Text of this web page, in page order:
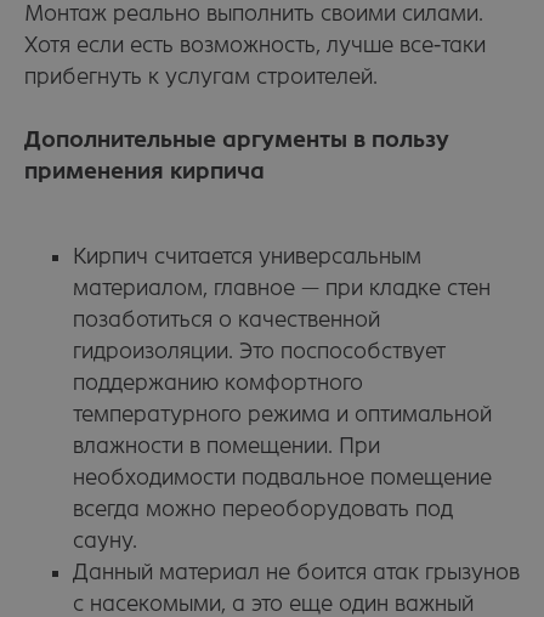
Монтаж реально выполнить своими силами.
Хотя если есть возможность, лучше все-таки
прибегнуть к услугам строителей.
Дополнительные аргументы в пользу
применения кирпича
Кирпич считается универсальным
материалом, главное — при кладке стен
позаботиться о качественной
гидроизоляции. Это поспособствует
поддержанию комфортного
температурного режима и оптимальной
влажности в помещении. При
необходимости подвальное помещение
всегда можно переоборудовать под
сауну.
Данный материал не боится атак грызунов
с насекомыми, а это еще один важный